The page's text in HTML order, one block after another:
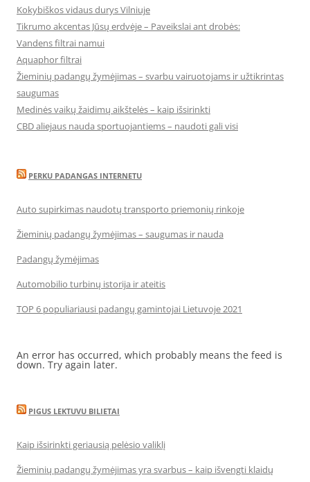
Kokybiškos vidaus durys Vilniuje
Tikrumo akcentas Jūsų erdvėje – Paveikslai ant drobės:
Vandens filtrai namui
Aquaphor filtrai
Žieminių padangų žymėjimas – svarbu vairuotojams ir užtikrintas
saugumas
Medinės vaikų žaidimų aikštelės – kaip išsirinkti
CBD aliejaus nauda sportuojantiems – naudoti gali visi
PERKU PADANGAS INTERNETU
Auto supirkimas naudotų transporto priemonių rinkoje
Žieminių padangų žymėjimas – saugumas ir nauda
Padangų žymėjimas
Automobilio turbinų istorija ir ateitis
TOP 6 populiariausi padangų gamintojai Lietuvoje 2021
An error has occurred, which probably means the feed is
down. Try again later.
PIGUS LEKTUVU BILIETAI
Kaip išsirinkti geriausią pelėsio valiklį
Žieminių padangų žymėjimas yra svarbus – kaip išvengti klaidų